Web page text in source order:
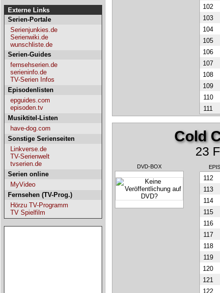
Externe Links
Serien-Portale
Serienjunkies.de
Serienwiki.de
wunschliste.de
Serien-Guides
fernsehserien.de
serieninfo.de
TV-Serien Infos
Episodenlisten
epguides.com
episoden.tv
Musiktitel-Listen
have-dog.com
Sonstige Serienseiten
Linkverse.de
TV-Serienwelt
tvserien.de
Serien online
MyVideo
Fernsehen (TV-Prog.)
Hörzu TV-Programm
TV Spielfilm
102
103
104
105
106
107
108
109
110
111
Cold
23
DVD-BOX
112
113
114
115
116
117
118
119
120
121
122